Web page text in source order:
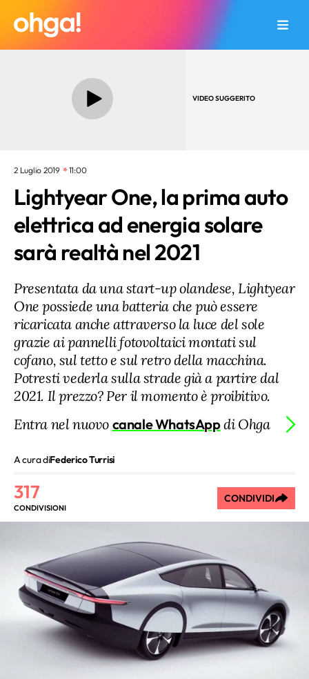
VIDEO SUGGERITO
2 Luglio 2019 11:00
Lightyear One, la prima auto
elettrica ad energia solare
sarà realtà nel 2021
Presentata da una start-up olandese, Lightyear
One possiede una batteria che può essere
ricaricata anche attraverso la luce del sole
grazie ai pannelli fotovoltaici montati sul
cofano, sul tetto e sul retro della macchina.
Potresti vederla sulla strade già a partire dal
2021. Il prezzo? Per il momento è proibitivo.
Entra nel nuovo canale WhatsAppdi Ohga
A cura diFederico Turrisi
317
CONDIVISIONI
CONDIVIDI